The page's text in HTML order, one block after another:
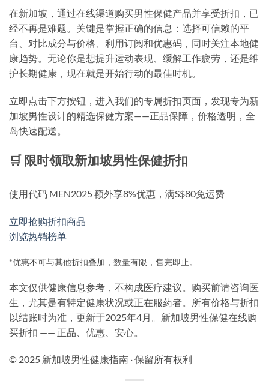
在新加坡，通过在线渠道购买男性保健产品并享受折扣，已
经不再是难题。关键是掌握正确的信息：选择可信赖的平
台、对比成分与价格、利用订阅和优惠码，同时关注本地健
康趋势。无论你是想提升运动表现、缓解工作疲劳，还是维
护长期健康，现在就是开始行动的最佳时机。
立即点击下方按钮，进入我们的专属折扣页面，发现专为新
加坡男性设计的精选保健方案——正品保障，价格透明，全
岛快速配送。
🛒 限时领取新加坡男性保健折扣
使用代码 MEN2025额外享8%优惠，满S$80免运费
立即抢购折扣商品
浏览热销榜单
*优惠不可与其他折扣叠加，数量有限，售完即止。
本文仅供健康信息参考，不构成医疗建议。购买前请咨询医
生，尤其是有特定健康状况或正在服药者。所有价格与折扣
以结账时为准，更新于2025年4月。新加坡男性保健在线购
买折扣 —— 正品、优惠、安心。
© 2025 新加坡男性健康指南 · 保留所有权利